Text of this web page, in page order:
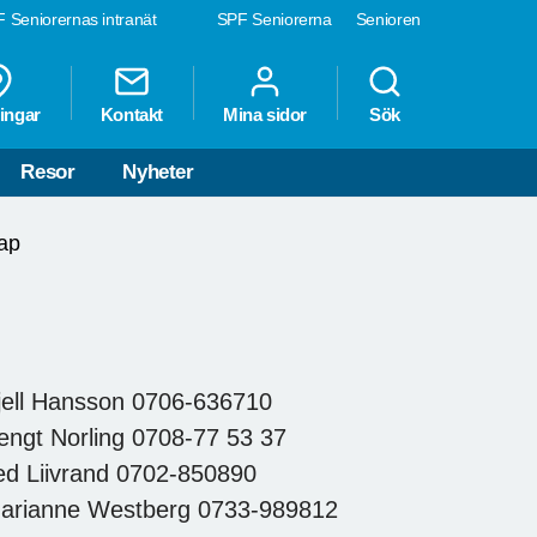
SPF Seniorerna Senioren
Seniorernas intranät
Kontakt Mina sidor Sök
Resor Nyheter
Hansson 0706-636710
Norling 0708-77 53 37
Liivrand 0702-850890
Westberg 0733-989812